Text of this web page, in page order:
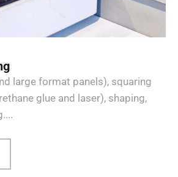
large format panels), squaring
glue and laser), shaping,